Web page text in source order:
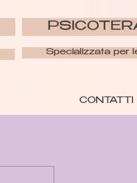
Specializzata per
CONTATTI